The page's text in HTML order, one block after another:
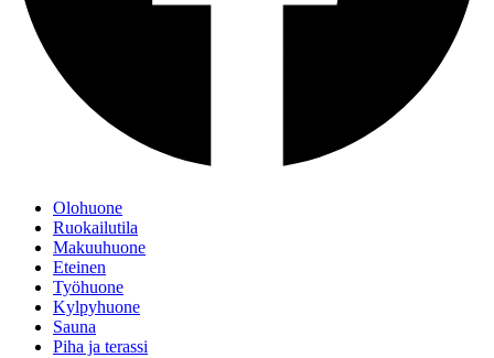
Olohuone
Ruokailutila
Makuuhuone
Eteinen
Työhuone
Kylpyhuone
Sauna
Piha ja terassi